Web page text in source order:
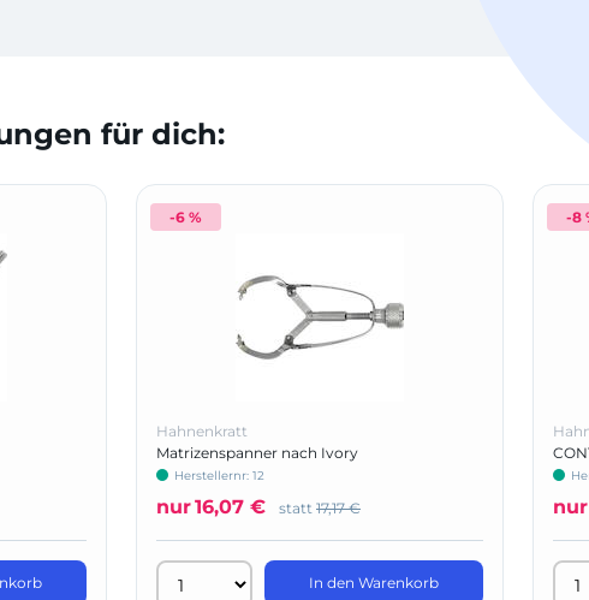
für dich:
-6 %
Hahnenkratt
Matrizenspanner nach Ivory
Herstellernr: 12
nur16,07 € statt 17,17 €
In den Warenkorb
-8
nur